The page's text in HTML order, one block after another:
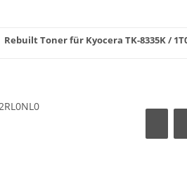
Rebuilt Toner für Kyocera TK-8335K /